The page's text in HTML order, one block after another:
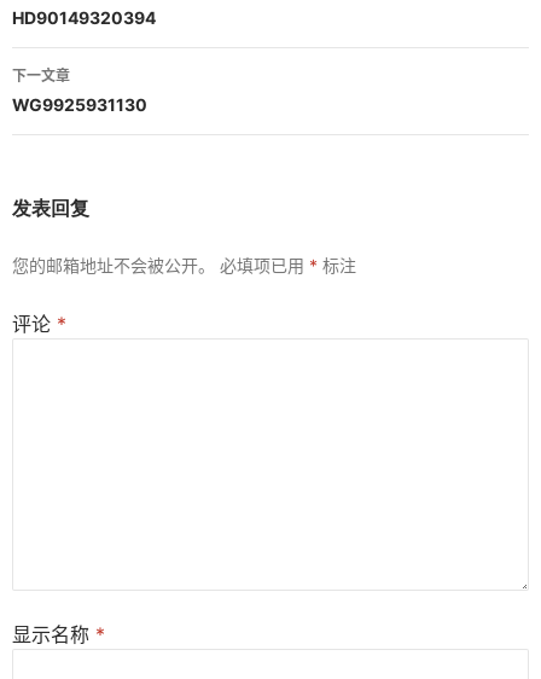
章
导
航
HD90149320394
下一文章
WG9925931130
发表回复
您的邮箱地址不会被公开。 必填项已用 * 标注
评论 *
显示名称 *